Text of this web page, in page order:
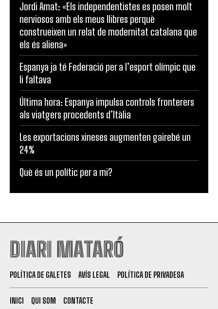
Jordi Amat: «Els independentistes es posen molt
nerviosos amb els meus llibres perquè
construeixen un relat de modernitat catalana que
els és aliena»
Espanya ja té Federació per a l’esport olímpic que
li faltava
Última hora: Espanya impulsa controls fronterers
als viatgers procedents d’Itàlia
Les exportacions xineses augmenten gairebé un
24%
Què és un polític per a mi?
DIARI MATARÓ
POLÍTICA DE GALETES AVÍS LEGAL POLÍTICA DE PRIVADESA
INICI QUI SOM CONTACTE